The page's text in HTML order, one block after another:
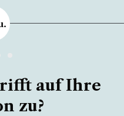
auf Ihre
zu?